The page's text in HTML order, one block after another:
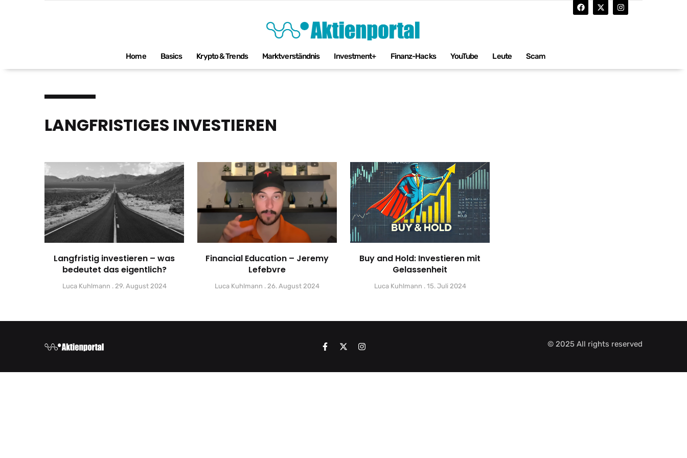
Home Basics Krypto & Trends Marktverständnis Investment+ Finanz-Hacks YouTube Leute Scam
LANGFRISTIGES INVESTIEREN
Langfristig investieren – was
bedeutet das eigentlich?
Luca Kuhlmann 29. August 2024
Financial Education – Jeremy
Lefebvre
Luca Kuhlmann 26. August 2024
Buy and Hold: Investieren mit
Gelassenheit
Luca Kuhlmann 15. Juli 2024
© 2025 All rights reserved